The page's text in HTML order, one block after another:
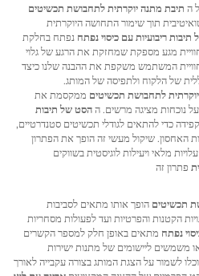
תיבת מתנה יוקרתית לתחבושת תכשיטים
תוך שימור התחושה היוקרתית
ריבועיות עם כיסוי נפתח נפתח בחלקת
מגע מספקת שמחזקת את הרגע של גלוי
המשתמש משקפת את ההבנה שלנו כיצד
של הלקוח ולתפיסה של המותג.
לתחבושת תכשיטים ממקסמת את
נוכחות מציגה מרשים. ההסט של תיבות
כדי להתאים לגודלי תכשיטים סטנדרטיים,
האחסון. שיקול מעשי זה הופך את הפתרון
מלאי ויעילות לוגיסטית בשווקים
פתרון זה
תכשיטים הופך אותו מתאים לסביבות
הקטנות והפרטיות ועד לפעולות מסחריות
נפתח מתאים באופן חלק למספר הקשרים
משמשים ליישומים של מתנות ישירות
לשמור על הצגת המותג בצורה עקבייה לאורך